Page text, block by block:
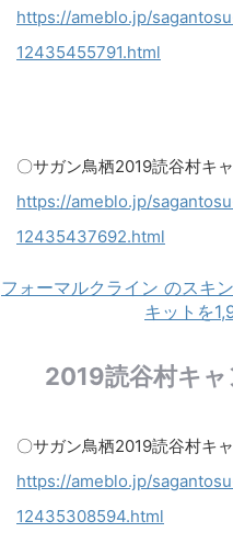
https://ameblo.jp/
12435455791.html​
〇サガン鳥栖2019読谷村キ
https://ameblo.jp/
12435437692.html
フォーマルクライン のスキ
キットを
2019読谷村キ
〇サガン鳥栖2019読谷村キ
https://ameblo.jp/
12435308594.html